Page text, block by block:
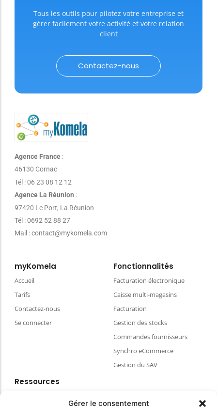
Gérer le consentement
Tous les outils pour pilotez votre entreprise et
gérer facilement votre activité et votre relation
client
Contactez-nous
Agence France :
46130 Cornac
Tél : 06 23 08 12 12
Agence La Réunion :
97420 Le Port, La Réunion
Tél : 0692 52 88 27
Mail : contact@mykomela.com
myKomela
Accueil
Tarifs
Contactez-nous
Se connecter
Fonctionnalités
Facturation électronique
Caisse multi-magasins
Facturation
Gestion des stocks
Commandes fournisseurs
Synchro eCommerce
Gestion du SAV
Ressources